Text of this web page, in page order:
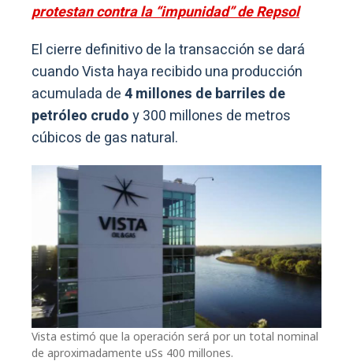
protestan contra la “impunidad” de Repsol
El cierre definitivo de la transacción se dará
cuando Vista haya recibido una producción
acumulada de4 millones de barriles de
petróleo crudoy 300 millones de metros
cúbicos de gas natural.
Vista estimó que la operación será por un total nominal
de aproximadamente uSs 400 millones.